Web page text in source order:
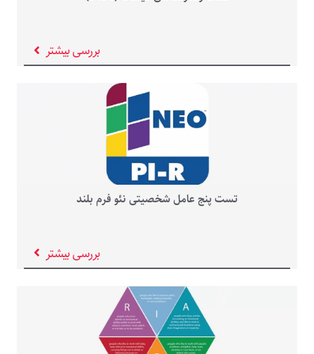
بررسی بیشتر
تست پنج عامل شخصیتی نئو فرم بلند
بررسی بیشتر